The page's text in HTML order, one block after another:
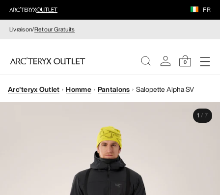
FR
Livraison/Retour Gratuits
0
FEMME
Arc'teryx Outlet Homme Pantalons Salopette Alpha SV
1 / 7